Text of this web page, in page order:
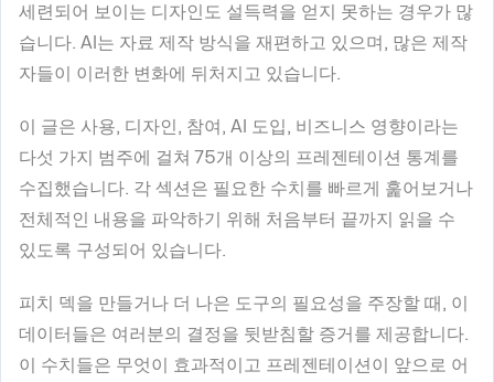
세련되어 보이는 디자인도 설득력을 얻지 못하는 경우가 많
습니다. AI는 자료 제작 방식을 재편하고 있으며, 많은 제작
자들이 이러한 변화에 뒤처지고 있습니다.
이 글은 사용, 디자인, 참여, AI 도입, 비즈니스 영향이라는
다섯 가지 범주에 걸쳐 75개 이상의 프레젠테이션 통계를
수집했습니다. 각 섹션은 필요한 수치를 빠르게 훑어보거나
전체적인 내용을 파악하기 위해 처음부터 끝까지 읽을 수
있도록 구성되어 있습니다.
피치 덱을 만들거나 더 나은 도구의 필요성을 주장할 때, 이
데이터들은 여러분의 결정을 뒷받침할 증거를 제공합니다.
이 수치들은 무엇이 효과적이고 프레젠테이션이 앞으로 어